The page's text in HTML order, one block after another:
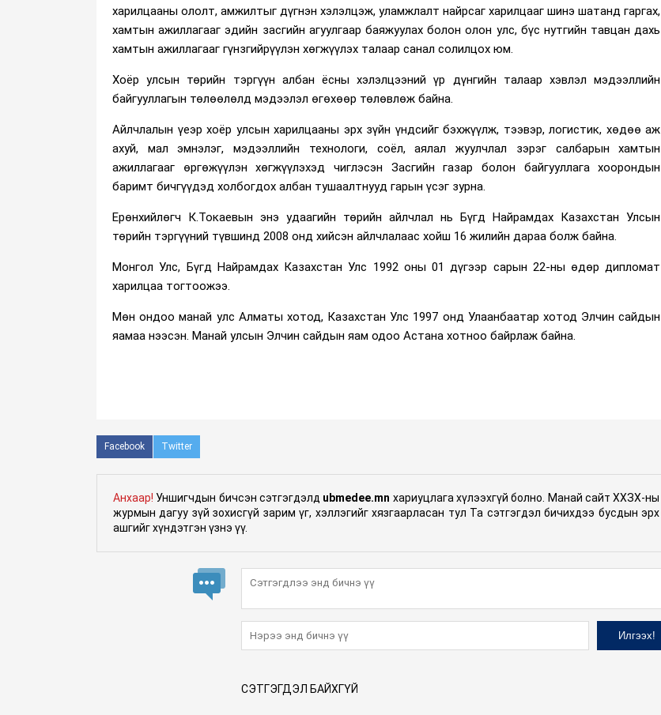
харилцааны ололт, амжилтыг дүгнэн хэлэлцэж, уламжлалт найрсаг харилцааг шинэ шатанд гаргах,
хамтын ажиллагааг эдийн засгийн агуулгаар баяжуулах болон олон улс, бүс нутгийн тавцан дахь
хамтын ажиллагааг гүнзгийрүүлэн хөгжүүлэх талаар санал солилцох юм.
Хоёр улсын төрийн тэргүүн албан ёсны хэлэлцээний үр дүнгийн талаар хэвлэл мэдээллийн
байгууллагын төлөөлөлд мэдээлэл өгөхөөр төлөвлөж байна.
Айлчлалын үеэр хоёр улсын харилцааны эрх зүйн үндсийг бэхжүүлж, тээвэр, логистик, хөдөө аж
ахуй, мал эмнэлэг, мэдээллийн технологи, соёл, аялал жуулчлал зэрэг салбарын хамтын
ажиллагааг өргөжүүлэн хөгжүүлэхэд чиглэсэн Засгийн газар болон байгууллага хоорондын
баримт бичгүүдэд холбогдох албан тушаалтнууд гарын үсэг зурна.
Ерөнхийлөгч К.Токаевын энэ удаагийн төрийн айлчлал нь Бүгд Найрамдах Казахстан Улсын
төрийн тэргүүний түвшинд 2008 онд хийсэн айлчлалаас хойш 16 жилийн дараа болж байна.
Монгол Улс, Бүгд Найрамдах Казахстан Улс 1992 оны 01 дүгээр сарын 22-ны өдөр дипломат
харилцаа тогтоожээ.
Мөн ондоо манай улс Алматы хотод, Казахстан Улс 1997 онд Улаанбаатар хотод Элчин сайдын
яамаа нээсэн. Манай улсын Элчин сайдын яам одоо Астана хотноо байрлаж байна.
Facebook Twitter
Анхаар! Уншигчдын бичсэн сэтгэгдэлд ubmedee.mn хариуцлага хүлээхгүй болно. Манай сайт ХХЗХ-ны
журмын дагуу зүй зохисгүй зарим үг, хэллэгийг хязгаарласан тул Та сэтгэгдэл бичихдээ бусдын эрх
ашгийг хүндэтгэн үзнэ үү.
СЭТГЭГДЭЛ БАЙХГҮЙ